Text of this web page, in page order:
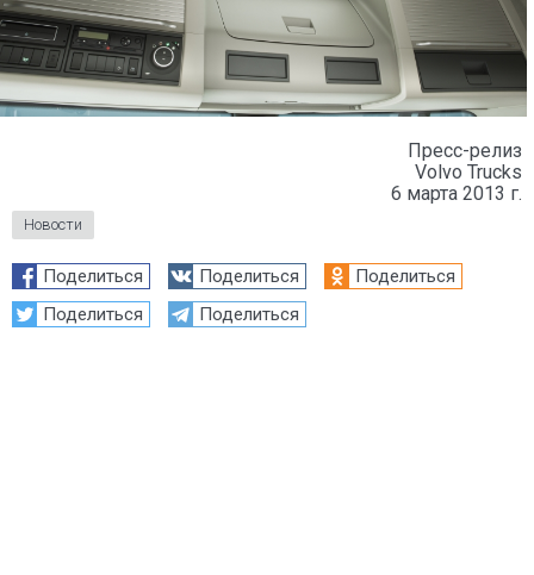
Пресс-релиз
Volvo Trucks
6 марта 2013 г.
Новости
Поделиться Поделиться
Поделиться
Поделиться
Поделиться